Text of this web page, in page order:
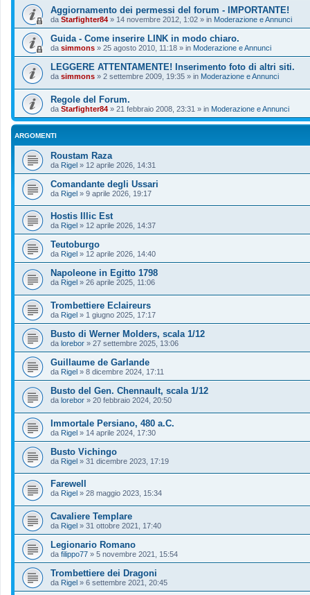
Aggiornamento dei permessi del forum - IMPORTANTE!
da Starfighter84 » 14 novembre 2012, 1:02 » in Moderazione e Annunci
Guida - Come inserire LINK in modo chiaro.
da simmons » 25 agosto 2010, 11:18 » in Moderazione e Annunci
LEGGERE ATTENTAMENTE! Inserimento foto di altri siti.
da simmons » 2 settembre 2009, 19:35 » in Moderazione e Annunci
Regole del Forum.
da Starfighter84 » 21 febbraio 2008, 23:31 » in Moderazione e Annunci
ARGOMENTI
Roustam Raza
da Rigel » 12 aprile 2026, 14:31
Comandante degli Ussari
da Rigel » 9 aprile 2026, 19:17
Hostis Illic Est
da Rigel » 12 aprile 2026, 14:37
Teutoburgo
da Rigel » 12 aprile 2026, 14:40
Napoleone in Egitto 1798
da Rigel » 26 aprile 2025, 11:06
Trombettiere Eclaireurs
da Rigel » 1 giugno 2025, 17:17
Busto di Werner Molders, scala 1/12
da lorebor » 27 settembre 2025, 13:06
Guillaume de Garlande
da Rigel » 8 dicembre 2024, 17:11
Busto del Gen. Chennault, scala 1/12
da lorebor » 20 febbraio 2024, 20:50
Immortale Persiano, 480 a.C.
da Rigel » 14 aprile 2024, 17:30
Busto Vichingo
da Rigel » 31 dicembre 2023, 17:19
Farewell
da Rigel » 28 maggio 2023, 15:34
Cavaliere Templare
da Rigel » 31 ottobre 2021, 17:40
Legionario Romano
da filippo77 » 5 novembre 2021, 15:54
Trombettiere dei Dragoni
da Rigel » 6 settembre 2021, 20:45